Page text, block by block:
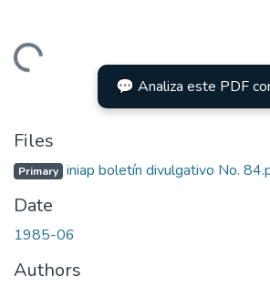
Loading... 💬 Analiza este PDF
Files
Primary iniap boletín divulgativo No.
Date
1985-06
Authors